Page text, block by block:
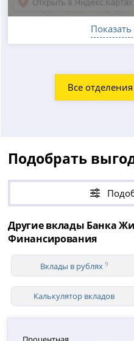
Показать
Все
Подобрать
Другие вклады Банка
Финансирования
Вклады в рублях 9
Калькулятор вкладов